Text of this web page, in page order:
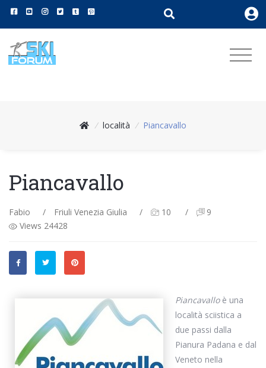
/ località / Piancavallo
Piancavallo
Fabio / Friuli Venezia Giulia / 10 /
9
Views 24428
Piancavalloè una
località sciistica a
due passi dalla
Pianura Padana e dal
Veneto nella